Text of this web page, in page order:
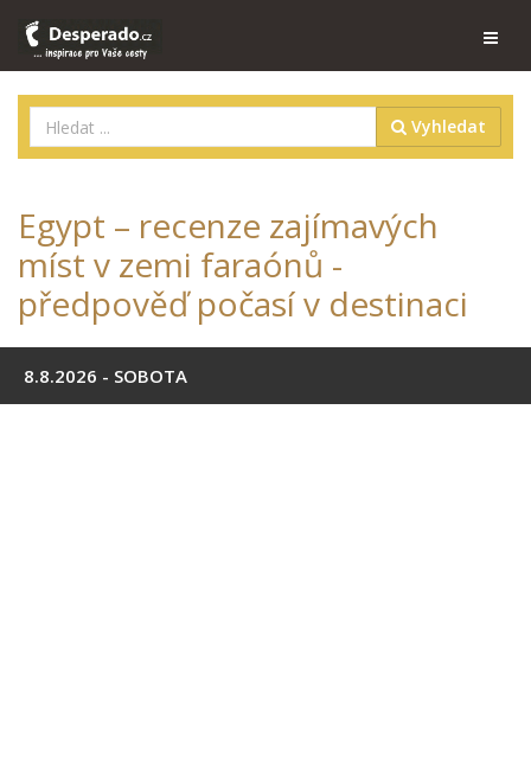
Vyhledat
Egypt – recenze zajímavých
míst v zemi faraónů -
předpověď počasí v destinaci
8.8.2026 - SOBOTA